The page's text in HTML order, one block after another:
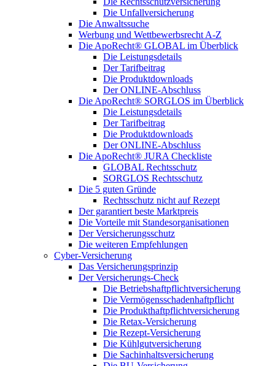
Die Unfallversicherung
Die Anwaltssuche
Werbung und Wettbewerbsrecht A-Z
Die ApoRecht® GLOBAL im Überblick
Die Leistungsdetails
Der Tarifbeitrag
Die Produktdownloads
Der ONLINE-Abschluss
Die ApoRecht® SORGLOS im Überblick
Die Leistungsdetails
Der Tarifbeitrag
Die Produktdownloads
Der ONLINE-Abschluss
Die ApoRecht® JURA Checkliste
GLOBAL Rechtsschutz
SORGLOS Rechtsschutz
Die 5 guten Gründe
Rechtsschutz nicht auf Rezept
Der garantiert beste Marktpreis
Die Vorteile mit Standesorganisationen
Der Versicherungsschutz
Die weiteren Empfehlungen
Cyber-Versicherung
Das Versicherungsprinzip
Der Versicherungs-Check
Die Betriebshaftpflichtversicherung
Die Vermögensschadenhaftpflicht
Die Produkthaftpflichtversicherung
Die Retax-Versicherung
Die Rezept-Versicherung
Die Kühlgutversicherung
Die Sachinhaltsversicherung